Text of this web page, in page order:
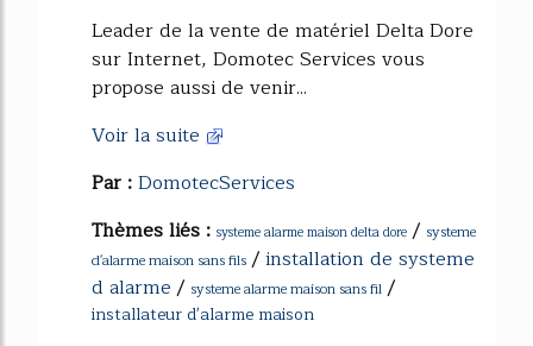
Leader de la vente de matériel Delta Dore
sur Internet, Domotec Services vous
propose aussi de venir...
Voir la suite
Par :DomotecServices
Thèmes liés : systeme alarme maison delta dore / systeme
d'alarme maison sans fils /installation de systeme
d alarme/ systeme alarme maison sans fil /
installateur d'alarme maison